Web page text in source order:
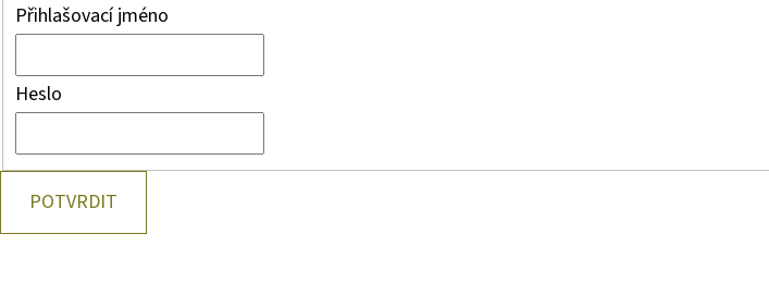
Přihlašovací jméno
Heslo
POTVRDIT